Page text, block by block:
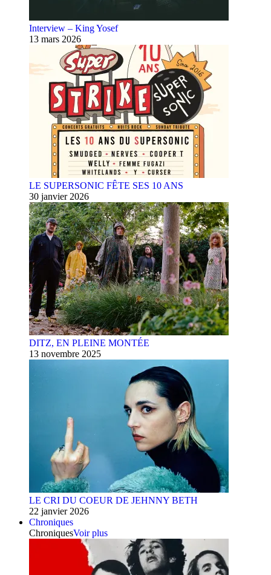
Interview – King Yosef
13 mars 2026
LE SUPERSONIC FÊTE SES 10 ANS
30 janvier 2026
DITZ, EN PLEINE MONTÉE
13 novembre 2025
LE CRI DU COEUR DE JEHNNY BETH
22 janvier 2026
Chroniques
ChroniquesVoir plus